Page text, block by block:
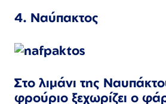
4. Ναύπακτος
Στο λιμάνι της
φρούριο ξεχωρίζει ο